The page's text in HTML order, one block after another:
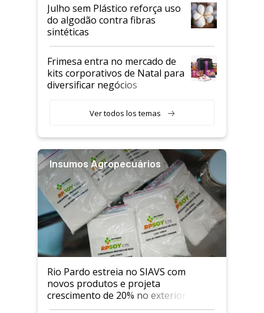
Julho sem Plástico reforça uso
do algodão contra fibras
sintéticas
Frimesa entra no mercado de
kits corporativos de Natal para
diversificar negócios
Ver todos los temas
Insumos Agropecuários
Rio Pardo estreia no SIAVS com
novos produtos e projeta
crescimento de 20% no exterior